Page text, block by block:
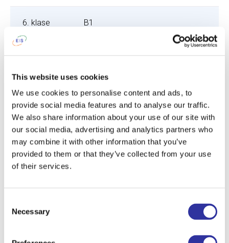
This website uses cookies
We use cookies to personalise content and ads, to
provide social media features and to analyse our traffic.
We also share information about your use of our site with
our social media, advertising and analytics partners who
may combine it with other information that you’ve
provided to them or that they’ve collected from your use
of their services.
Selection
Necessary
6. klase B1
UZŅEMŠANAS REZULTĀTI
4.1. Skolas direktora lēmums par
uzņemšanu tiks nosūtīts pa e-pastu 5
darba dienu laikā pēc ieskaites un
intervijas procesa pabeigšanas.
DOKUMENTI
5. SOLIS
Starptautiskajā Skolā Jums būs